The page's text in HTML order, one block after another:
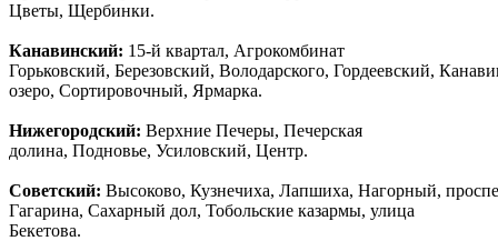
Цветы, Щербинки.
Канавинский: 15-й квартал, Агрокомбинат
Горьковский, Березовский, Володарского, Гордеевский,
озеро, Сортировочный, Ярмарка.
Нижегородский: Верхние Печеры, Печерская
долина, Подновье, Усиловский, Центр.
Советский: Высоково, Кузнечиха, Лапшиха, Нагорный,
Гагарина, Сахарный дол, Тобольские казармы, улица
Бекетова.